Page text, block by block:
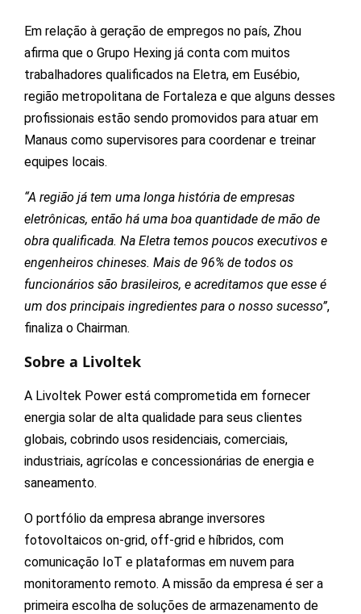
Em relação à geração de empregos no país, Zhou
afirma que o Grupo Hexing já conta com muitos
trabalhadores qualificados na Eletra, em Eusébio,
região metropolitana de Fortaleza e que alguns desses
profissionais estão sendo promovidos para atuar em
Manaus como supervisores para coordenar e treinar
equipes locais.
“A região já tem uma longa história de empresas
eletrônicas, então há uma boa quantidade de mão de
obra qualificada. Na Eletra temos poucos executivos e
engenheiros chineses. Mais de 96% de todos os
funcionários são brasileiros, e acreditamos que esse é
um dos principais ingredientes para o nosso sucesso”,
finaliza o Chairman.
Sobre a Livoltek
A Livoltek Power está comprometida em fornecer
energia solar de alta qualidade para seus clientes
globais, cobrindo usos residenciais, comerciais,
industriais, agrícolas e concessionárias de energia e
saneamento.
O portfólio da empresa abrange inversores
fotovoltaicos on-grid, off-grid e híbridos, com
comunicação IoT e plataformas em nuvem para
monitoramento remoto. A missão da empresa é ser a
primeira escolha de soluções de armazenamento de